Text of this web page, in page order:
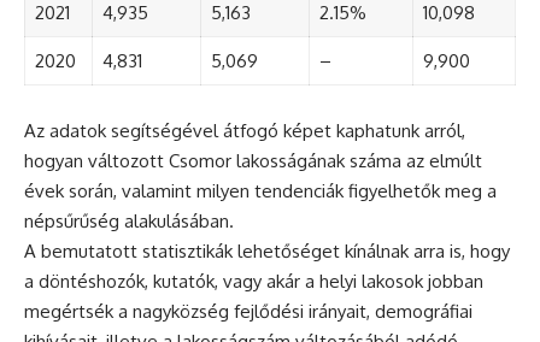
2021 4,935 5,163 2.15% 10,098
2020 4,831 5,069 – 9,900
Az adatok segítségével átfogó képet kaphatunk arról,
hogyan változott Csomor lakosságának száma az elmúlt
évek során, valamint milyen tendenciák figyelhetők meg a
népsűrűség alakulásában.
A bemutatott statisztikák lehetőséget kínálnak arra is, hogy
a döntéshozók, kutatók, vagy akár a helyi lakosok jobban
megértsék a nagyközség fejlődési irányait, demográfiai